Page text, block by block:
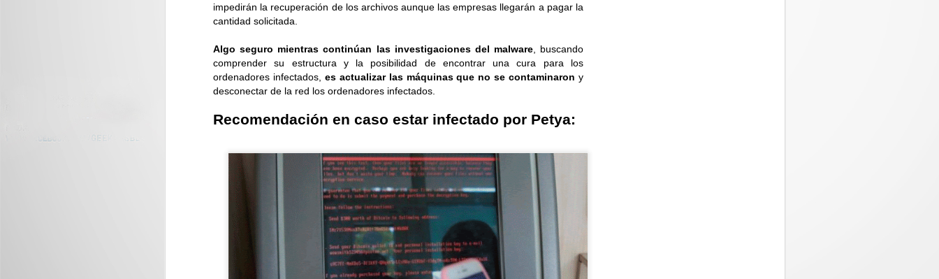
impedirán la recuperación de los archivos aunque las empresas llegarán a pagar la
cantidad solicitada.
Algo seguro mientras continúan las investigaciones del malware, buscando
comprender su estructura y la posibilidad de encontrar una cura para los
ordenadores infectados, es actualizar las máquinas que no se contaminaron y
desconectar de la red los ordenadores infectados.
Recomendación en caso estar infectado por Petya:
6
televisor en una experiencia inmersiva
La IA eleva la imagen, el sonido y la interactividad de los partidos,
transformando al televisor en el hub principal del hogar conectado...
JUL
Pizza Hut fortalece su presencia en el Centro
Histórico con una nueva tienda en el corazón de San
Salvador
Nueva apertura en El Salvador la marca inaugura su restaurante 86,
impulsando el empleo y revitalizando un espacio clave de la capital...